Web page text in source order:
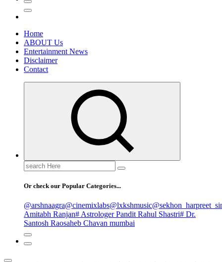
Home
ABOUT Us
Entertainment News
Disclaimer
Contact
Search
for:
Or check our Popular Categories...
@arshnaagra@cinemixlabs@lxkshmusic
Amitabh Ranjan# Astrologer Pandit Rahul Shastri# Dr.
Santosh Raosaheb Chavan mumbai